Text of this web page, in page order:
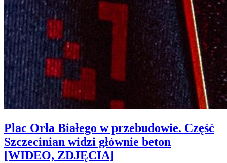
Plac Orła Białego w przebudowie. Część
Szczecinian widzi głównie beton
[WIDEO, ZDJĘCIA]